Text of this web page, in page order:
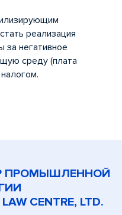
реализация
за негативное
среду (плата
ПРОМЫШЛЕННОЙ
CENTRE, LTD.